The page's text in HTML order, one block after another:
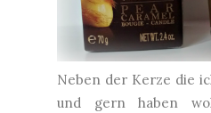
Neben der Kerze die
und gern haben